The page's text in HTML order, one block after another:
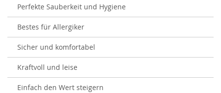
Perfekte Sauberkeit und Hygiene
Bestes für Allergiker
Sicher und komfortabel
Kraftvoll und leise
Einfach den Wert steigern